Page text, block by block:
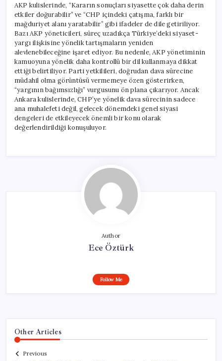
AKP kulislerinde, “Kararın sonuçları siyasette çok daha derin
etkiler doğurabilir” ve “CHP içindeki çatışma, farklı bir
mağduriyet alanı yaratabilir” gibi ifadeler de dile getiriliyor.
Bazı AKP yöneticileri, süreç uzadıkça Türkiye’deki siyaset-
yargı ilişkisine yönelik tartışmaların yeniden
alevlenebileceğine işaret ediyor. Bu nedenle, AKP yönetiminin
kamuoyuna yönelik daha kontrollü bir dil kullanmaya dikkat
ettiği belirtiliyor. Parti yetkilileri, doğrudan dava sürecine
müdahil olma görüntüsü vermemeye özen gösterirken,
“yargının bağımsızlığı” vurgusunu ön plana çıkarıyor. Ancak
Ankara kulislerinde, CHP’ye yönelik dava sürecinin sadece
ana muhalefeti değil, gelecek dönemdeki genel siyasi
dengeleri de etkileyecek önemli bir konu olarak
değerlendirildiği konuşuluyor.
Author
Ece Öztürk
Follow Me
Other Articles
Previous